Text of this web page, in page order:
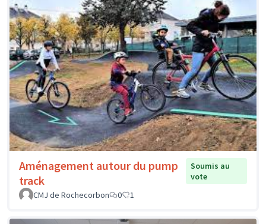
Aménagement autour du pump
track
Soumis au
vote
CMJ de Rochecorbon
0 1